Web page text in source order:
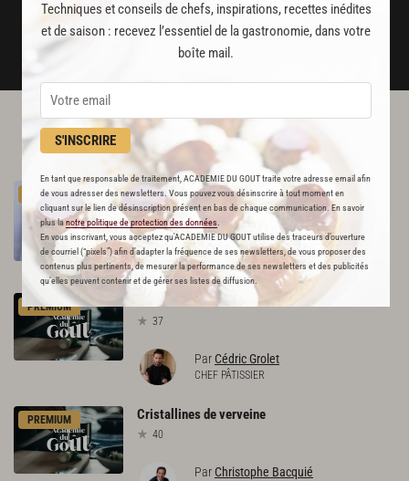
Techniques et conseils de chefs, inspirations, recettes inédites
et de saison : recevez l’essentiel de la gastronomie, dans votre
boîte mail.
S'INSCRIRE
En tant que responsable de traitement, ACADEMIE DU GOUT traite votre adresse email afin
de vous adresser des newsletters. Vous pouvez vous désinscrire à tout moment en
cliquant sur le lien de désinscription présent en bas de chaque communication. En savoir
plus lanotre politique de protection des données
En vous inscrivant, vous acceptez qu'ACADEMIE DU GOUT utilise des traceurs d’ouverture
de courriel (“pixels”) afin d’adapter la fréquence de ses newsletters, de vous proposer des
contenus plus pertinents, de mesurer la performance de ses newsletters et des publicités
qu’elles peuvent contenir et de gérer ses listes de diffusion.
JE M'ABONNE
DÉJÀ ABONNÉ(E) ? JE ME CONNECTE
L'ACADÉMIE DU GOÛT VOUS
RECOMMANDE
PREMIUM Verveine àlapêche
71
Académie du Goût
LA RÉDACTION
PREMIUM Poudre verveine
37
Par Cédric Grolet
CHEF PÂTISSIER
PREMIUM Cristallinesdeverveine
40
Par Christophe Bacquié